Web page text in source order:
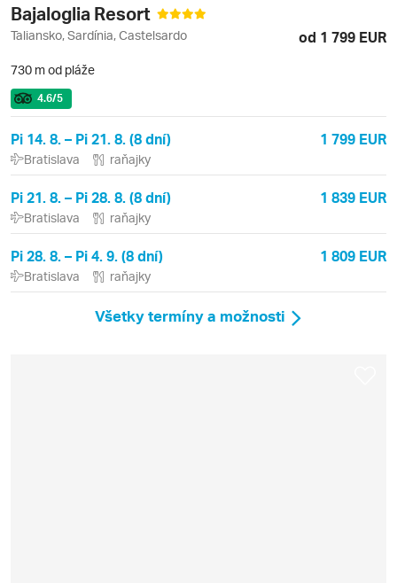
Bajaloglia Resort
Taliansko, Sardínia, Castelsardo od 1 799 EUR
730 m od pláže
4.6/5
Pi 14. 8. – Pi 21. 8. (8 dní) 1 799 EUR
Bratislava raňajky
Pi 21. 8. – Pi 28. 8. (8 dní) 1 839 EUR
Bratislava raňajky
Pi 28. 8. – Pi 4. 9. (8 dní) 1 809 EUR
Bratislava raňajky
Všetky termíny a možnosti